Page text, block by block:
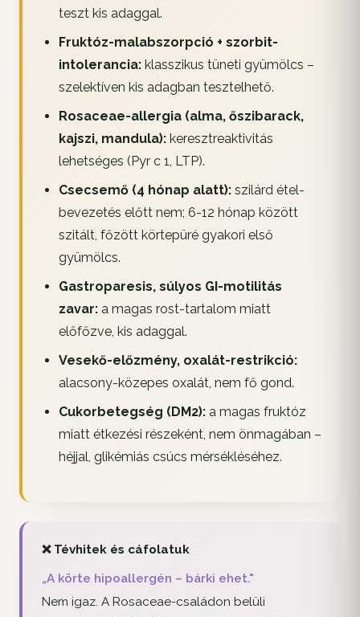
teszt kis adaggal.
Fruktóz-malabszorpció + szorbit-
intolerancia:klasszikus tüneti gyümölcs –
szelektíven kis adagban tesztelhető.
Rosaceae-allergia (alma, őszibarack,
kajszi, mandula):keresztreaktivitás
lehetséges (Pyr c 1, LTP).
Csecsemő (4 hónap alatt):szilárd étel-
bevezetés előtt nem; 6-12 hónap között
szitált, főzött körtepüré gyakori első
gyümölcs.
Gastroparesis, súlyos GI-motilitás
zavar:a magas rost-tartalom miatt
előfőzve, kis adaggal.
Vesekő-előzmény, oxalát-restrikció:
alacsony-közepes oxalát, nem fő gond.
Cukorbetegség (DM2):a magas fruktóz
miatt étkezési részeként, nem önmagában –
héjjal, glikémiás csúcs mérsékléséhez.
❌ Tévhitek és cáfolatuk
„A körte hipoallergén – bárki ehet."
Nem igaz. A Rosaceae-családon belüli